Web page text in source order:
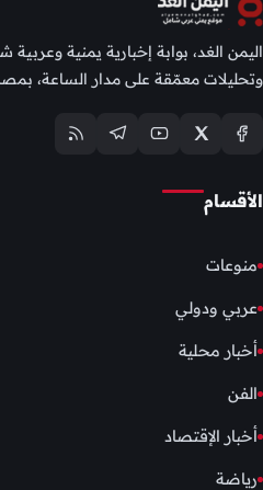
اليمن الغد، بوابة إخبارية يمنية وعربية
وتحليلات معمّقة على مدار الساعة،
الأقسام
منوعات
عربي ودولي
أخبار محلية
الفن
أخبار الإقتصاد
رياضة